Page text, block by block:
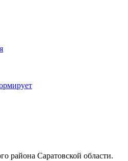
района Саратовской области.